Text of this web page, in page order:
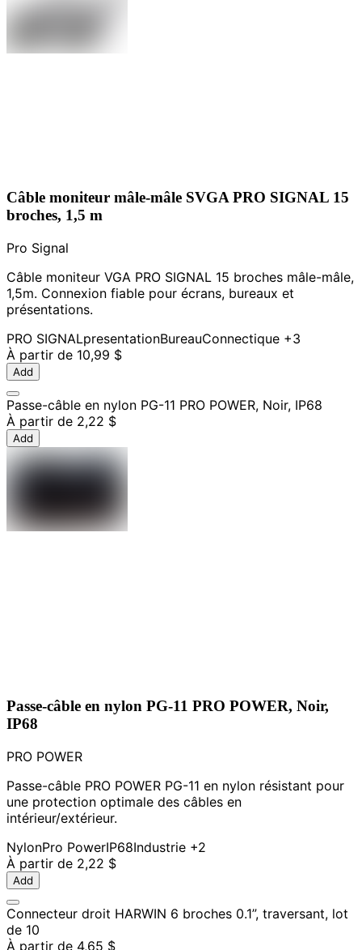
Câble moniteur mâle-mâle SVGA PRO SIGNAL 15
broches, 1,5 m
Pro Signal
Câble moniteur VGA PRO SIGNAL 15 broches mâle-mâle,
1,5m. Connexion fiable pour écrans, bureaux et
présentations.
PRO SIGNALpresentationBureauConnectique +3
À partir de 10,99 $
Add
Passe-câble en nylon PG-11 PRO POWER, Noir, IP68
À partir de 2,22 $
Add
Passe-câble en nylon PG-11 PRO POWER, Noir,
IP68
PRO POWER
Passe-câble PRO POWER PG-11 en nylon résistant pour
une protection optimale des câbles en
intérieur/extérieur.
NylonPro PowerIP68Industrie +2
À partir de 2,22 $
Add
Connecteur droit HARWIN 6 broches 0.1”, traversant, lot
de 10
À partir de 4,65 $